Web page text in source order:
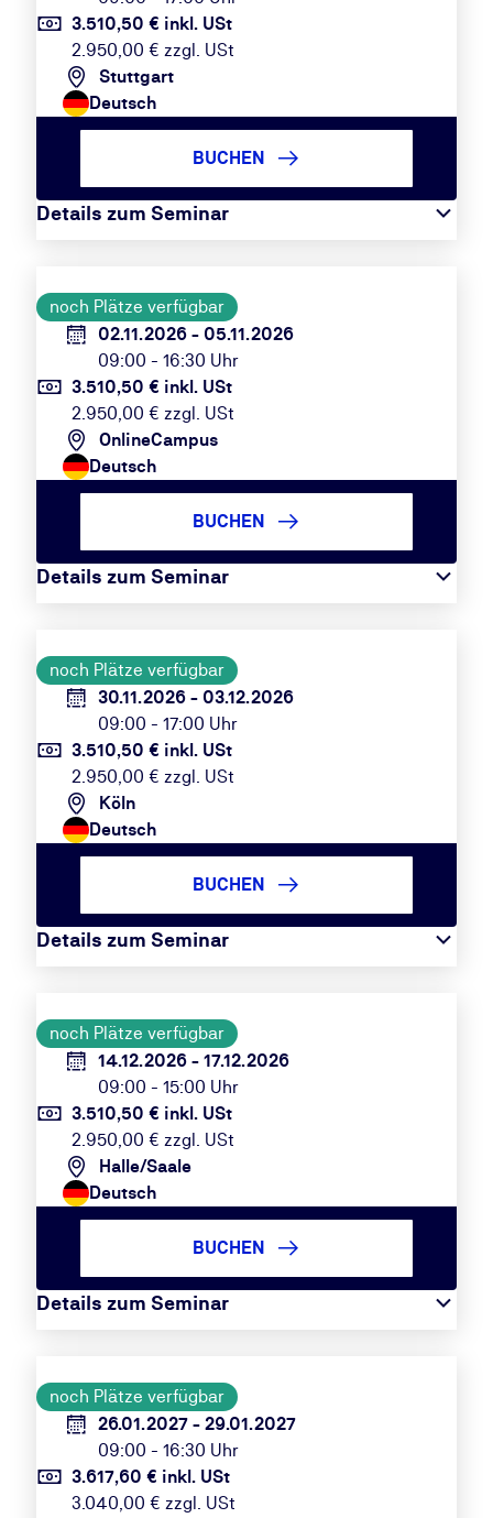
3.510,50 € inkl. USt
2.950,00 € zzgl. USt
Stuttgart
Deutsch
Details zum Seminar
BUCHEN
noch Plätze verfügbar
02.11.2026 - 05.11.2026
09:00 - 16:30 Uhr
3.510,50 € inkl. USt
2.950,00 € zzgl. USt
OnlineCampus
Deutsch
Details zum Seminar
BUCHEN
noch Plätze verfügbar
30.11.2026 - 03.12.2026
09:00 - 17:00 Uhr
3.510,50 € inkl. USt
2.950,00 € zzgl. USt
Köln
Deutsch
Details zum Seminar
BUCHEN
noch Plätze verfügbar
14.12.2026 - 17.12.2026
09:00 - 15:00 Uhr
3.510,50 € inkl. USt
2.950,00 € zzgl. USt
Halle/Saale
Deutsch
Details zum Seminar
BUCHEN
noch Plätze verfügbar
26.01.2027 - 29.01.2027
09:00 - 16:30 Uhr
3.617,60 € inkl. USt
3.040,00 € zzgl. USt